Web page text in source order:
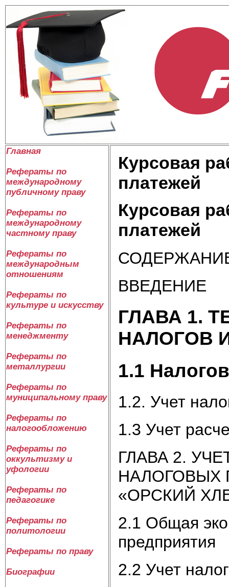
Главная
Рефераты по
международному
публичному праву
Рефераты по
международному
частному праву
Рефераты по
международным
отношениям
Рефераты по
культуре и искусству
Рефераты по
менеджменту
Рефераты по
металлургии
Рефераты по
муниципальному праву
Рефераты по
налогообложению
Рефераты по
оккультизму и
уфологии
Рефераты по
педагогике
Рефераты по
политологии
Рефераты по праву
Биографии
Курсовая
платежей
Курсовая
платежей
ВВЕДЕНИЕ
ГЛАВА 1.
НАЛОГОВ
1.1
1.2. Учет
1.3 Учет
ГЛАВА 2.
НАЛОГОВЫХ
«ОРСКИЙ
2.1 Общая
предприятия
2.2 Учет